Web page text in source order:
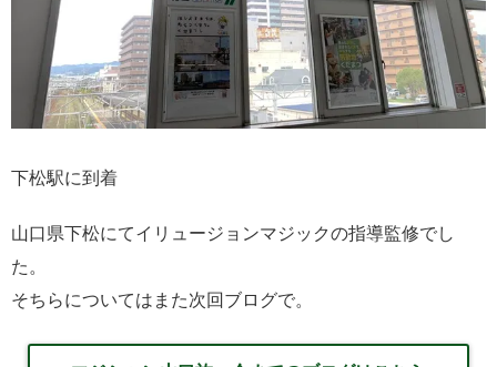
下松駅に到着
山口県下松にてイリュージョンマジックの指導監修でし
た。
そちらについてはまた次回ブログで。